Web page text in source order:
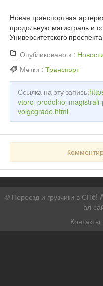
Новая транспортная
продольную магистраль и
Университетского проспекта.
Опубликовано в : Новости
Метки : Транспорт
Ссылка на эту запись:
vtoroj-prodolnoj-
volgograde.html
© Переезд и грузчики в СПб!
ал
Контакты